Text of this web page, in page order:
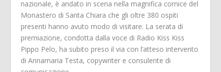
nazionale, è andato in scena nella magnifica cornice del
Monastero di Santa Chiara che gli oltre 380 ospiti
presenti hanno avuto modo di visitare. La serata di
premiazione, condotta dalla voce di Radio Kiss Kiss
Pippo Pelo, ha subito preso il via con l’atteso intervento
di Annamaria Testa, copywriter e consulente di